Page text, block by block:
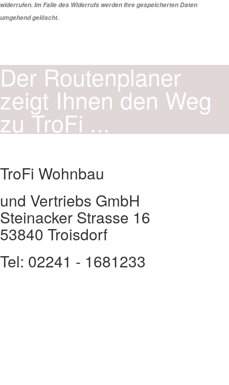
widerrufen. Im Falle des Widerrufs werden Ihre gespeicherten Daten
umgehend gelöscht.
Der Routenplaner
zeigt Ihnen den Weg
zu TroFi ...
TroFi Wohnbau
und Vertriebs GmbH
Steinacker Strasse 16
53840 Troisdorf
Tel: 02241 - 1681233